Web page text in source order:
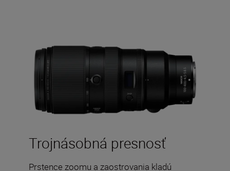
Trojnásobná presnosť
Prstence zoomu a zaostrovania kladú